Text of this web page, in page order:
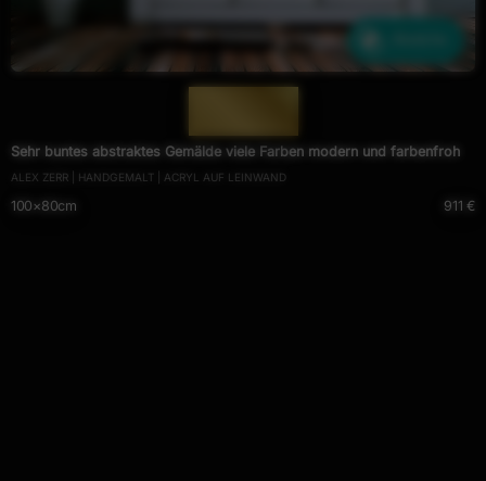
Sehr buntes abstraktes Gemälde viele Farben modern und farbenfroh
ALEX ZERR | HANDGEMALT | ACRYL AUF LEINWAND
100×80cm 911 €